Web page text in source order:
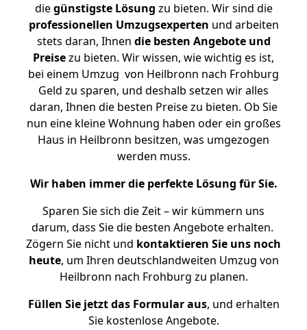
diegünstigste Lösung zu bieten. Wir sind die
professionellen Umzugsexperten und arbeiten
stets daran, Ihnen die besten Angebote und
Preisezu bieten. Wir wissen, wie wichtig es ist,
bei einem Umzug von Heilbronn nach Frohburg
Geld zu sparen, und deshalb setzen wir alles
daran, Ihnen die besten Preise zu bieten. Ob Sie
nun eine kleine Wohnung haben oder ein großes
Haus in Heilbronn besitzen, was umgezogen
werden muss.
Wir haben immer die perfekte Lösung für Sie.
Sparen Sie sich die Zeit – wir kümmern uns
darum, dass Sie die besten Angebote erhalten.
Zögern Sie nicht und kontaktieren Sie uns noch
heute, um Ihren deutschlandweiten Umzug von
Heilbronn nach Frohburg zu planen.
Füllen Sie jetzt das Formular aus, und erhalten
Sie kostenlose Angebote.